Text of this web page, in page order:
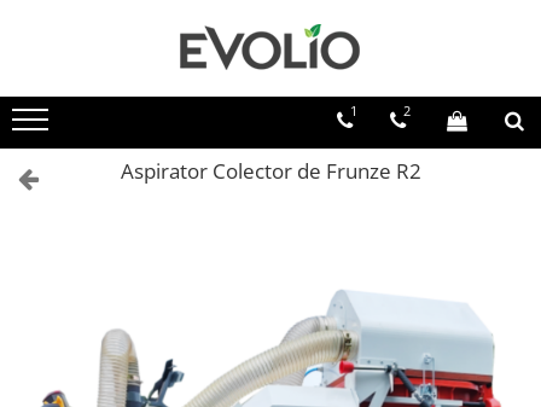
1 2
Aspirator Colector de Frunze R2